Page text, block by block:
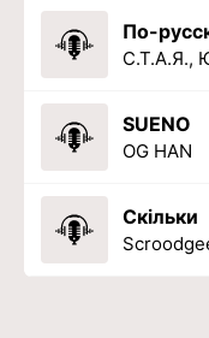
По-
С.Т.А.Я.,
SUENO
OG HAN
Скільки